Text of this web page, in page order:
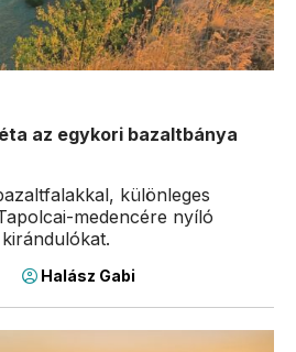
az egykori bazaltbánya
különleges
medencére nyíló
Halász Gabi